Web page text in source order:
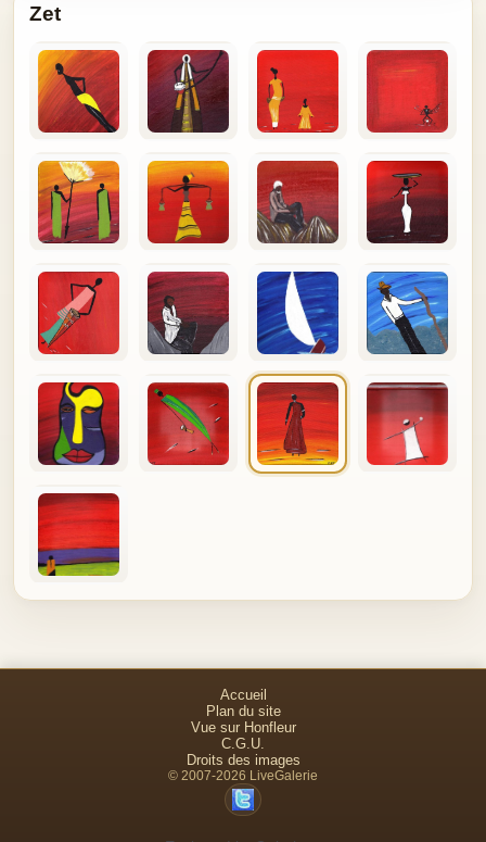
Zet
Accueil
Plan du site
Vue sur Honfleur
C.G.U.
Droits des images
© 2007-2026 LiveGalerie